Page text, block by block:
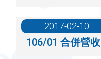
106/01 合併營收
2017-02-10